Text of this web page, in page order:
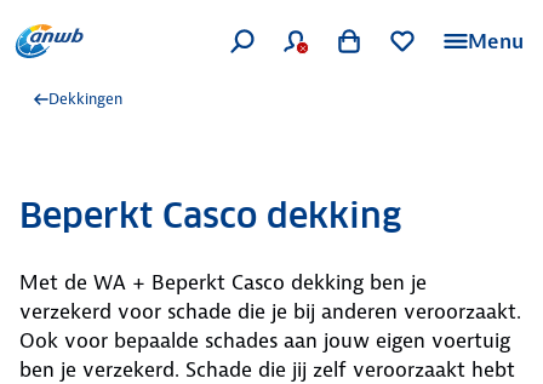
Menu
Dekkingen
Beperkt Casco dekking
Met de WA + Beperkt Casco dekking ben je
verzekerd voor schade die je bij anderen veroorzaakt.
Ook voor bepaalde schades aan jouw eigen voertuig
ben je verzekerd. Schade die jij zelf veroorzaakt hebt